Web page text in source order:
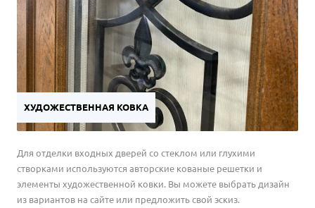
ХУДОЖЕСТВЕННАЯ КОВКА
Для отделки входных дверей со стеклом или глухими
створками используются авторские кованые решетки и
элементы художественной ковки. Вы можете выбрать дизайн
из вариантов на сайте или предложить свой эскиз.